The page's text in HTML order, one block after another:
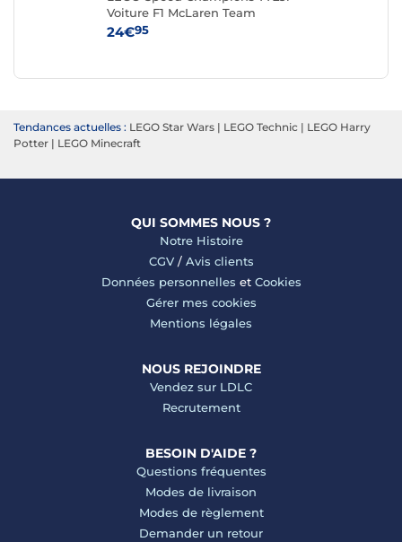
Voiture F1 McLaren Team
MCL38
24€95
Tendances actuelles : LEGO Star Wars | LEGO Technic | LEGO Harry
Potter | LEGO Minecraft
QUI SOMMES NOUS ?
Notre Histoire
CGV/ Avis clients
Données personnelles et Cookies
Gérer mes cookies
Mentions légales
NOUS REJOINDRE
Vendez sur LDLC
Recrutement
BESOIN D'AIDE ?
Questions fréquentes
Modes de livraison
Modes de règlement
Demander un retour